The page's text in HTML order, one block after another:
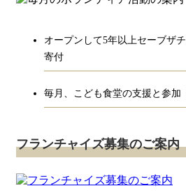
オープンして5年以上セーブザ
寄付
毎月、こども食堂の支援と参加
フランチャイズ募集のご案内